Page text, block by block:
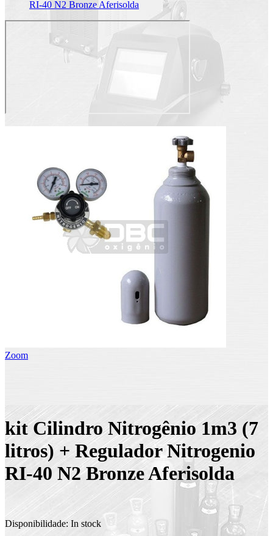
RI-40 N2 Bronze Aferisolda
Zoom
kit Cilindro Nitrogênio 1m3 (7
litros) + Regulador Nitrogenio
RI-40 N2 Bronze Aferisolda
Disponibilidade: In stock